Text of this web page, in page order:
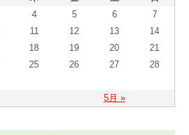
5月 »
4 5 6
7
11 12 13
14
18 19 20
21
25 26 27
28